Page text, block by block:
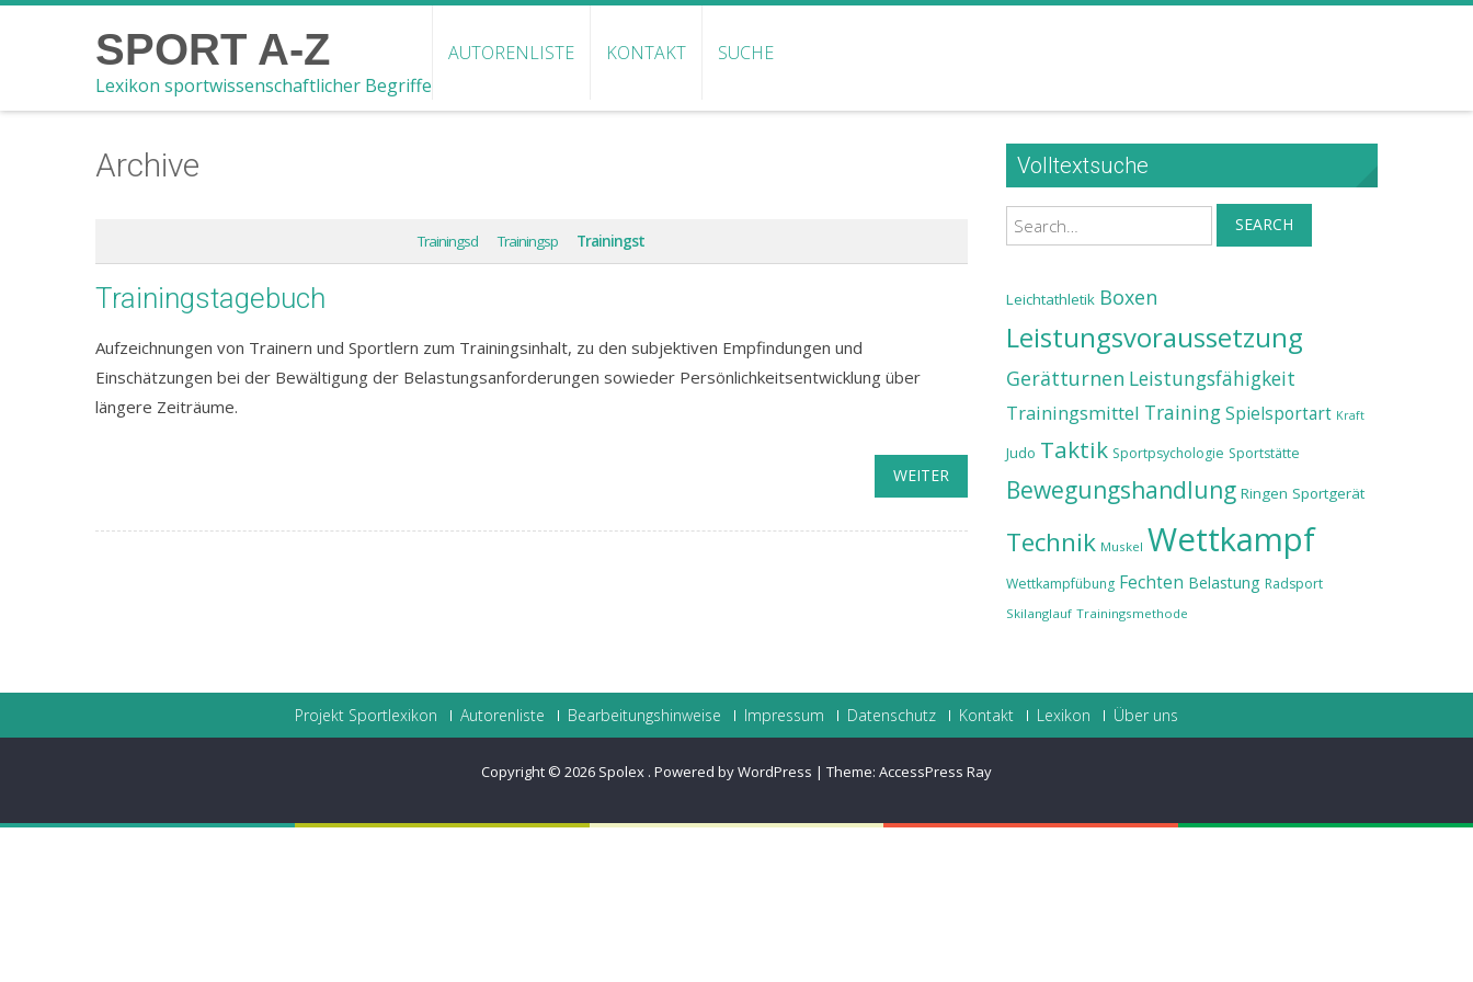
SPORT A-Z
Lexikon sportwissenschaftlicher Begriffe
AUTORENLISTE KONTAKT SUCHE
Archive
Trainingsd Trainingsp Trainingst
Trainingstagebuch
Aufzeichnungen von Trainern und Sportlern zum Trainingsinhalt, zu den subjektiven Empfindungen und
Einschätzungen bei der Bewältigung der Belastungsanforderungen sowieder Persönlichkeitsentwicklung über
längere Zeiträume.
WEITER
Volltextsuche
Search SEARCH
Leichtathletik Boxen
Leistungsvoraussetzung
Gerätturnen Leistungsfähigkeit
Trainingsmittel Training Spielsportart Kraft
Judo Taktik Sportpsychologie Sportstätte
Bewegungshandlung Ringen Sportgerät
Technik Muskel Wettkampf
Wettkampfübung Fechten Belastung Radsport
Skilanglauf Trainingsmethode
Projekt Sportlexikon Autorenliste Bearbeitungshinweise Impressum Datenschutz Kontakt Lexikon Über uns
Copyright © 2026 Spolex . Powered by WordPress | Theme: AccessPress Ray